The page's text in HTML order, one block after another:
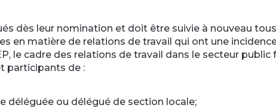
dès leur nomination et doit être suivie à nouveau
en matière de relations de travail qui ont une
le cadre des relations de travail dans le secteur
participants de :
déléguée ou délégué de section locale;